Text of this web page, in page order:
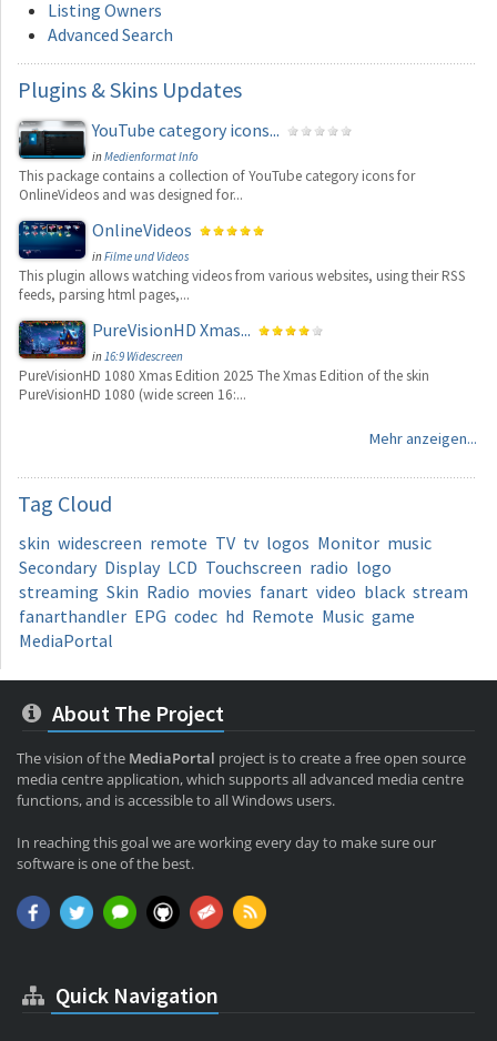
Listing Owners
Advanced Search
Plugins & Skins Updates
YouTube category icons...
inMedienformat Info
This package contains a collection of YouTube category icons for
OnlineVideos and was designed for...
OnlineVideos
inFilme und Videos
This plugin allows watching videos from various websites, using their RSS
feeds, parsing html pages,...
PureVisionHD Xmas...
in16:9 Widescreen
PureVisionHD 1080 Xmas Edition 2025 The Xmas Edition of the skin
PureVisionHD 1080 (wide screen 16:...
Mehr anzeigen...
Tag Cloud
skin widescreen remote TV tv logos Monitor music
Secondary Display LCD Touchscreen radio logo
streaming Skin Radio movies fanart video black stream
fanarthandler EPG codec hd Remote Music game
MediaPortal
About The Project
The vision of the MediaPortal project is to create a free open source
media centre application, which supports all advanced media centre
functions, and is accessible to all Windows users.
In reaching this goal we are working every day to make sure our
software is one of the best.
Quick Navigation